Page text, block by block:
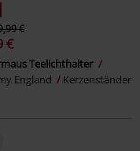
€
€
Teelichthalter
England
Kerzenständer